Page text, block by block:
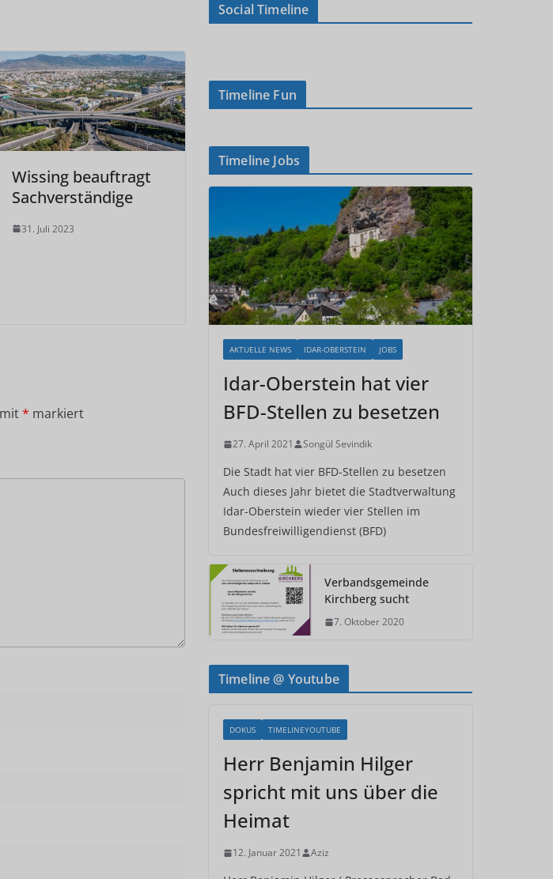
Wissing beauftragt
Sachverständige
31. Juli 2023
* markiert
Social Timeline
Timeline Fun
Timeline Jobs
AKTUELLE NEWS IDAR-OBERSTEIN JOBS
Idar-Oberstein hat vier
BFD-Stellen zu besetzen
27. April 2021 Songül Sevindik
Die Stadt hat vier BFD-Stellen zu besetzen
Auch dieses Jahr bietet die Stadtverwaltung
Idar-Oberstein wieder vier Stellen im
Bundesfreiwilligendienst (BFD)
Verbandsgemeinde
Kirchberg sucht
7. Oktober 2020
Timeline @ Youtube
DOKUS TIMELINEYOUTUBE
Herr Benjamin Hilger
spricht mit uns über die
Heimat
12. Januar 2021 Aziz